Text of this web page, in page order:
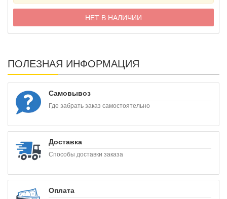
НЕТ В НАЛИЧИИ
ПОЛЕЗНАЯ ИНФОРМАЦИЯ
Самовывоз
Где забрать заказ самостоятельно
Доставка
Способы доставки заказа
Оплата